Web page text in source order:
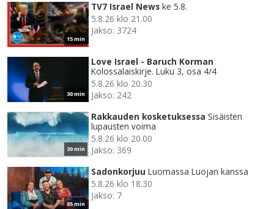
15 min
TV7 Israel News ke 5.8.
5.8.26 klo 21.00
Jakso: 3724
30 min
Love Israel - Baruch Korman
Kolossalaiskirje. Luku 3, osa 4/4
5.8.26 klo 20.30
Jakso: 242
30 min
Rakkauden kosketuksessa Sisäisten
lupausten voima
5.8.26 klo 20.00
Jakso: 369
85 min
Sadonkorjuu Luomassa Luojan kanssa
5.8.26 klo 18.30
Jakso: 7